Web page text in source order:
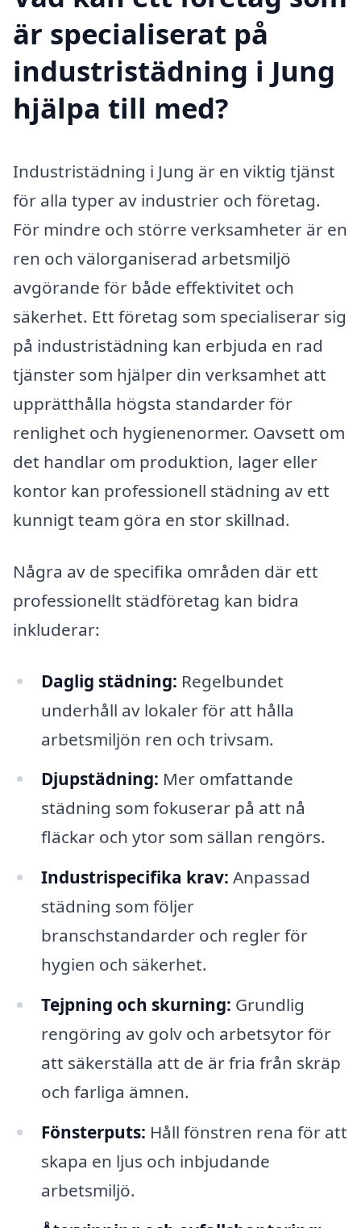
är specialiserat på
industristädning i Jung
hjälpa till med?
Industristädning i Jung är en viktig tjänst
för alla typer av industrier och företag.
För mindre och större verksamheter är en
ren och välorganiserad arbetsmiljö
avgörande för både effektivitet och
säkerhet. Ett företag som specialiserar sig
på industristädning kan erbjuda en rad
tjänster som hjälper din verksamhet att
upprätthålla högsta standarder för
renlighet och hygienenormer. Oavsett om
det handlar om produktion, lager eller
kontor kan professionell städning av ett
kunnigt team göra en stor skillnad.
Några av de specifika områden där ett
professionellt städföretag kan bidra
inkluderar:
Daglig städning: Regelbundet
underhåll av lokaler för att hålla
arbetsmiljön ren och trivsam.
Djupstädning: Mer omfattande
städning som fokuserar på att nå
fläckar och ytor som sällan rengörs.
Industrispecifika krav: Anpassad
städning som följer
branschstandarder och regler för
hygien och säkerhet.
Tejpning och skurning: Grundlig
rengöring av golv och arbetsytor för
att säkerställa att de är fria från skräp
och farliga ämnen.
Fönsterputs: Håll fönstren rena för att
skapa en ljus och inbjudande
arbetsmiljö.